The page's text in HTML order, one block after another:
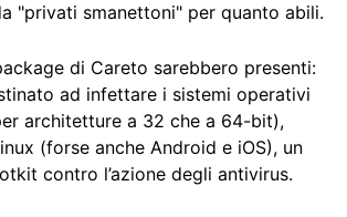
"privati smanettoni" per quanto abili.
di Careto sarebbero presenti:
ad infettare i sistemi operativi
architetture a 32 che a 64-bit),
(forse anche Android e iOS), un
contro l’azione degli antivirus.